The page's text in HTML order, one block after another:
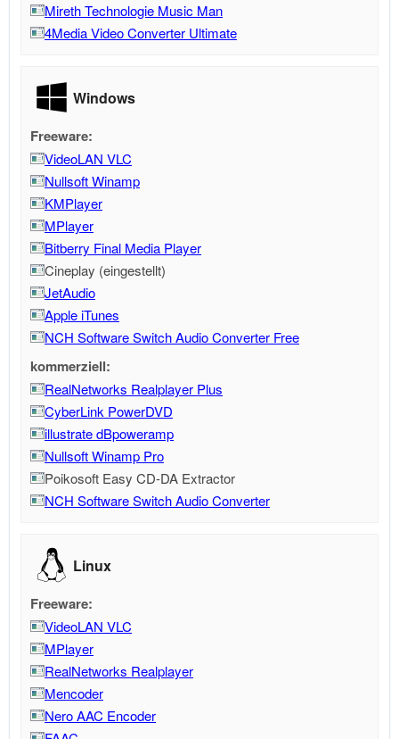
Mireth Technologie Music Man
4Media Video Converter Ultimate
Windows
Freeware:
VideoLAN VLC
Nullsoft Winamp
KMPlayer
MPlayer
Bitberry Final Media Player
Cineplay (eingestellt)
JetAudio
Apple iTunes
NCH Software Switch Audio Converter Free
kommerziell:
RealNetworks Realplayer Plus
CyberLink PowerDVD
illustrate dBpoweramp
Nullsoft Winamp Pro
Poikosoft Easy CD-DA Extractor
NCH Software Switch Audio Converter
Linux
Freeware:
VideoLAN VLC
MPlayer
RealNetworks Realplayer
Mencoder
Nero AAC Encoder